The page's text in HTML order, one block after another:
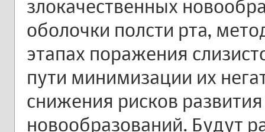
злокачественных
оболочки полсти рта,
этапах поражения
пути минимизации их
снижения рисков
новообразований. Будут